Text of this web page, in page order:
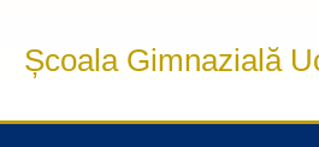
Școala Gimnazială